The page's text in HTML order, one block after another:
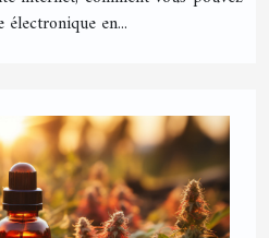
en...